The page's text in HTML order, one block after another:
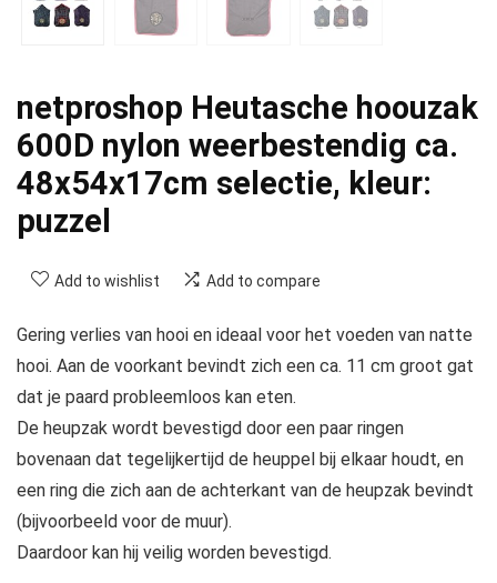
netproshop Heutasche hoouzak
600D nylon weerbestendig ca.
48x54x17cm selectie, kleur:
puzzel
Add to wishlist Add to compare
Gering verlies van hooi en ideaal voor het voeden van natte
hooi. Aan de voorkant bevindt zich een ca. 11 cm groot gat
dat je paard probleemloos kan eten.
De heupzak wordt bevestigd door een paar ringen
bovenaan dat tegelijkertijd de heuppel bij elkaar houdt, en
een ring die zich aan de achterkant van de heupzak bevindt
(bijvoorbeeld voor de muur).
Daardoor kan hij veilig worden bevestigd.